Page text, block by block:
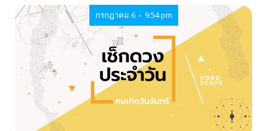
กรกฎาคม 6 - 9:54 pm